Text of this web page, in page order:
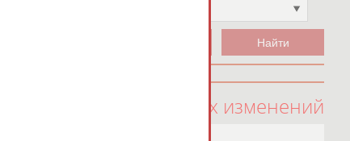
100 последних изменений